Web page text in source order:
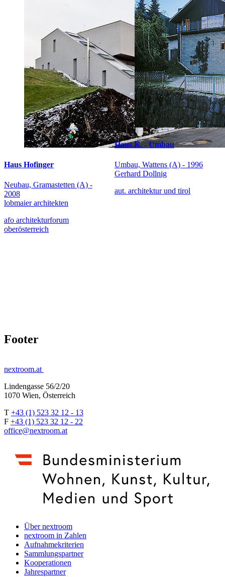
Haus Hofinger
Neubau, Gramastetten (A) -
2008
lobmaier architekten
afo architekturforum
oberösterreich
Haus K. - Umbau
Umbau, Wattens (A) - 1996
Gerhard Dollnig
aut. architektur und tirol
Footer
nextroom.at
Lindengasse 56/2/20
1070 Wien, Österreich
T +43 (1) 523 32 12 - 13
F +43 (1) 523 32 12 - 22
office@nextroom.at
Über nextroom
nextroom in Zahlen
Aufnahmekriterien
Sammlungspartner
Kooperationen
Jahrespartner